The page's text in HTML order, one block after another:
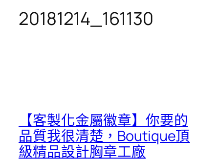
20181214_161130
【客製化金屬徽章】你要的
品質我很清楚，Boutique頂
級精品設計胸章工廠